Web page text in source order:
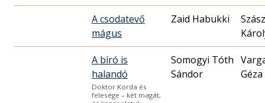
A csodatevő
mágus
Zaid Habukki
Szász
A bíró is
halandó
Doktor Korda és
felesége – két magát,
Somogyi Tóth
Sándor
Géza